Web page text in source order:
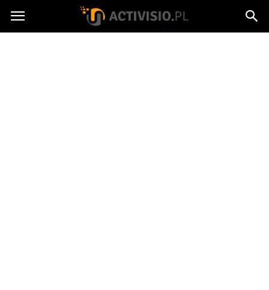
Activisio.pl